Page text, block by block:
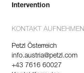
Intervention
KONTAKT AUFNEHMEN
Petzl Österreich
info.austria@petzl.com
+43 7616 60027